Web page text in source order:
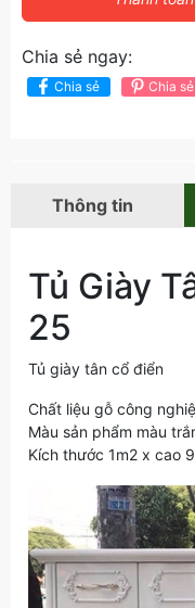
Chia sẻ ngay:
Chia sẻ Chia sẻ
Thông tin
Tủ Giày
25
Tủ giày tân cổ điển
Chất liệu gỗ công
Màu sản phẩm màu
Kích thước 1m2 x cao